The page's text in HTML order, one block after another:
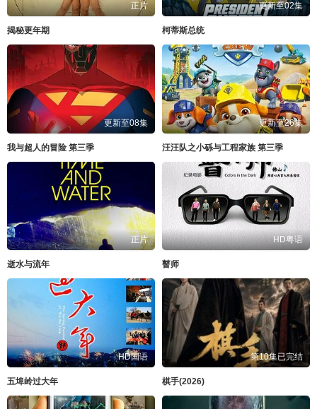
正片
揭秘更年期
更新至02集
柯蒂斯总统
更新至08集
我与超人的冒险 第三季
更新至26集
汪汪队之小砾与工程家族 第三季
正片
逝水与流年
HD粤语
瞽师
HD国语
五埠岭过大年
第10集已完结
棋手(2026)